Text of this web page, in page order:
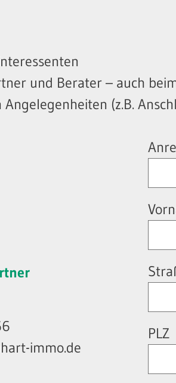
und Berater – auch
(z.B.
immo.de
PLZ